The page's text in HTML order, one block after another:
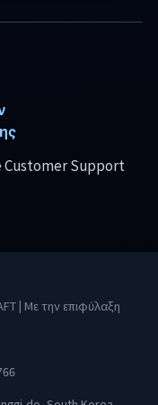
Support
| Με την επιφύλαξη